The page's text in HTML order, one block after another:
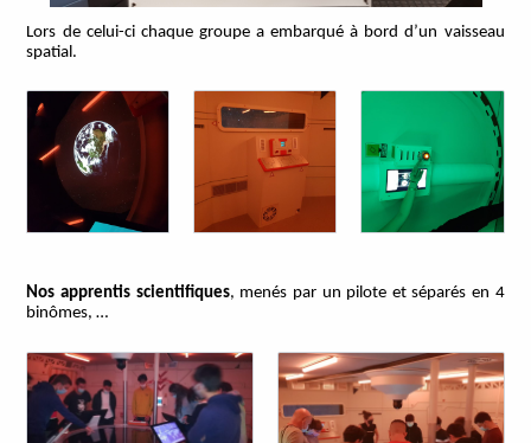
Lors de celui-ci chaque groupe a embarqué à bord d’un vaisseau
spatial.
Nos apprentis scientifiques, menés par un pilote et séparés en 4
binômes, …